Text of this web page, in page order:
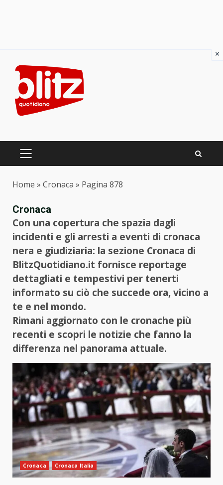
content
PRIMARY
Home » Cronaca » Pagina 878
Cronaca
Con una copertura che spazia dagli
incidenti e gli arresti a eventi di cronaca
nera e giudiziaria: la sezione Cronaca di
BlitzQuotidiano.it fornisce reportage
dettagliati e tempestivi per tenerti
informato su ciò che succede ora, vicino a
te e nel mondo.
Rimani aggiornato con le cronache più
recenti e scopri le notizie che fanno la
differenza nel panorama attuale.
Cronaca Cronaca Italia
×